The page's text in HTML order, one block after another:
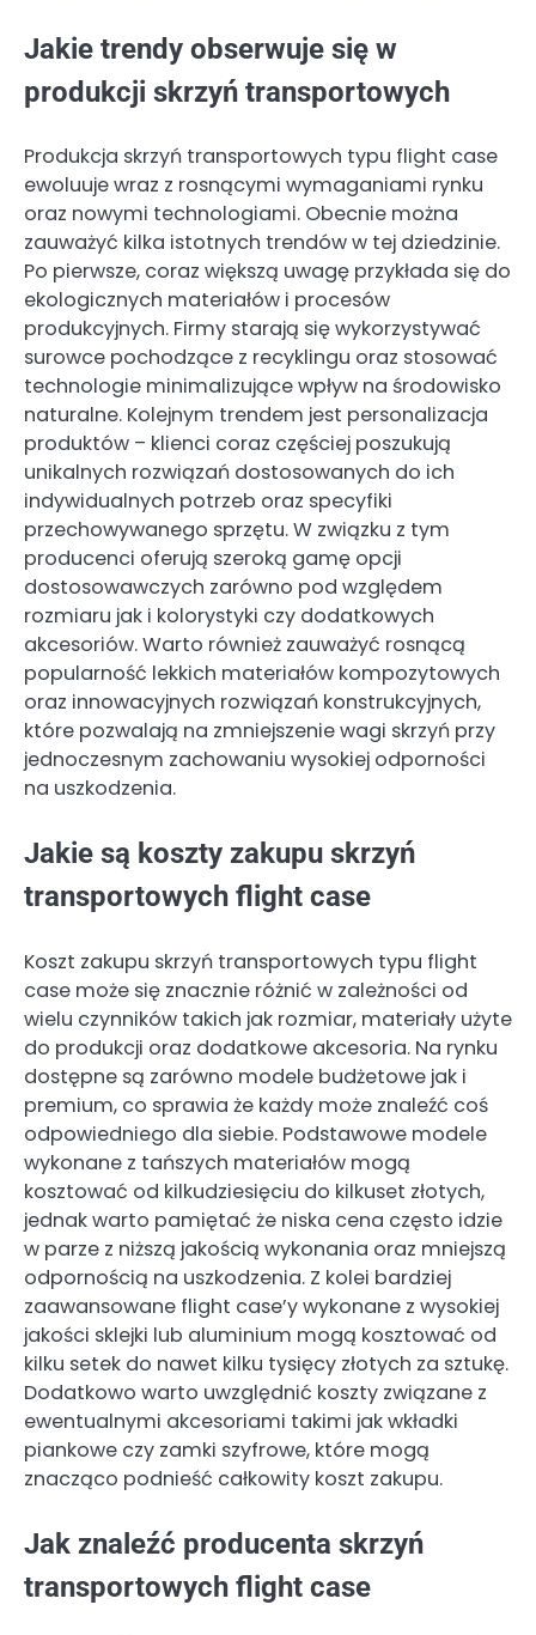
Jakie trendy obserwuje się w
produkcji skrzyń transportowych
Produkcja skrzyń transportowych typu flight case
ewoluuje wraz z rosnącymi wymaganiami rynku
oraz nowymi technologiami. Obecnie można
zauważyć kilka istotnych trendów w tej dziedzinie.
Po pierwsze, coraz większą uwagę przykłada się do
ekologicznych materiałów i procesów
produkcyjnych. Firmy starają się wykorzystywać
surowce pochodzące z recyklingu oraz stosować
technologie minimalizujące wpływ na środowisko
naturalne. Kolejnym trendem jest personalizacja
produktów – klienci coraz częściej poszukują
unikalnych rozwiązań dostosowanych do ich
indywidualnych potrzeb oraz specyfiki
przechowywanego sprzętu. W związku z tym
producenci oferują szeroką gamę opcji
dostosowawczych zarówno pod względem
rozmiaru jak i kolorystyki czy dodatkowych
akcesoriów. Warto również zauważyć rosnącą
popularność lekkich materiałów kompozytowych
oraz innowacyjnych rozwiązań konstrukcyjnych,
które pozwalają na zmniejszenie wagi skrzyń przy
jednoczesnym zachowaniu wysokiej odporności
na uszkodzenia.
Jakie są koszty zakupu skrzyń
transportowych flight case
Koszt zakupu skrzyń transportowych typu flight
case może się znacznie różnić w zależności od
wielu czynników takich jak rozmiar, materiały użyte
do produkcji oraz dodatkowe akcesoria. Na rynku
dostępne są zarówno modele budżetowe jak i
premium, co sprawia że każdy może znaleźć coś
odpowiedniego dla siebie. Podstawowe modele
wykonane z tańszych materiałów mogą
kosztować od kilkudziesięciu do kilkuset złotych,
jednak warto pamiętać że niska cena często idzie
w parze z niższą jakością wykonania oraz mniejszą
odpornością na uszkodzenia. Z kolei bardziej
zaawansowane flight case’y wykonane z wysokiej
jakości sklejki lub aluminium mogą kosztować od
kilku setek do nawet kilku tysięcy złotych za sztukę.
Dodatkowo warto uwzględnić koszty związane z
ewentualnymi akcesoriami takimi jak wkładki
piankowe czy zamki szyfrowe, które mogą
znacząco podnieść całkowity koszt zakupu.
Jak znaleźć producenta skrzyń
transportowych flight case